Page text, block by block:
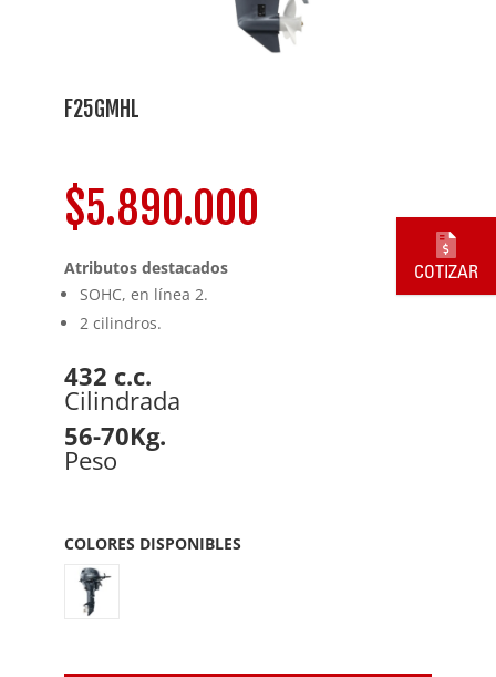
F25GMHL
$5.890.000
Atributos destacados
SOHC, en línea 2.
2 cilindros.
432 c.c.
Cilindrada
56-70Kg.
Peso
COLORES DISPONIBLES
COTIZAR